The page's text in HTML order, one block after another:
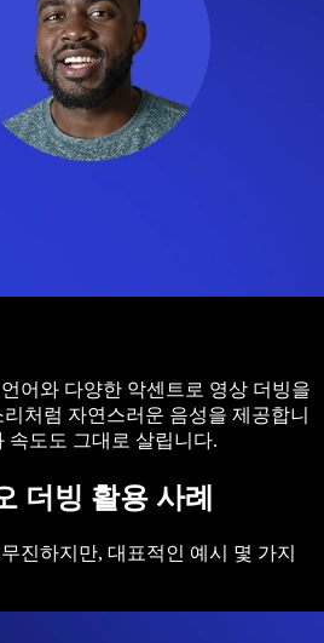
언어와 다양한 악센트로 영상 더빙을
처럼 자연스러운 음성을 제공합니
속도도 그대로 살립니다.
더빙 활용 사례
진하지만, 대표적인 예시 몇 가지